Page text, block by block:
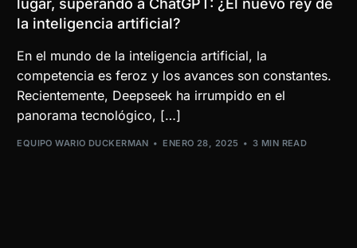
lugar, superando a ChatGPT: ¿El nuevo rey de
la inteligencia artificial?
En el mundo de la inteligencia artificial, la
competencia es feroz y los avances son constantes.
Recientemente, Deepseek ha irrumpido en el
panorama tecnológico, […]
EQUIPO WARIO DUCKERMAN ENERO 28, 2025 3 MIN READ